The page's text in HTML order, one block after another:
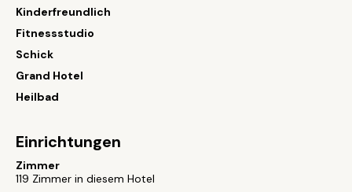
Kinderfreundlich
Fitnessstudio
Schick
Grand Hotel
Heilbad
Einrichtungen
Zimmer
119 Zimmer in diesem Hotel